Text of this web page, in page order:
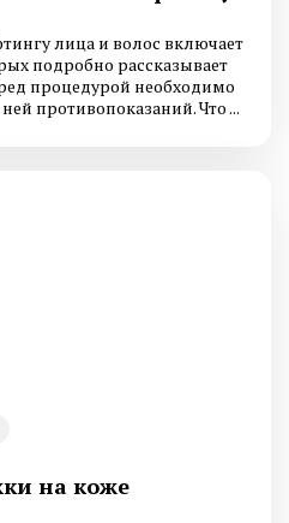
лица и волос включает
подробно рассказывает
процедурой необходимо
противопоказаний. Что ...
на коже